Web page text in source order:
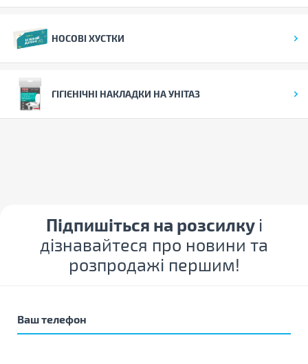
НОСОВІ ХУСТКИ
ГІГІЄНІЧНІ НАКЛАДКИ НА УНІТАЗ
Підпишіться на розсилку і
дізнавайтеся про новини та
розпродажі першим!